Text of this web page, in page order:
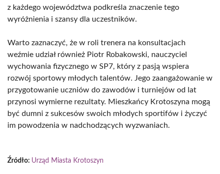
z każdego województwa podkreśla znaczenie tego
wyróżnienia i szansy dla uczestników.
Warto zaznaczyć, że w roli trenera na konsultacjach
weźmie udział również Piotr Robakowski, nauczyciel
wychowania fizycznego w SP7, który z pasją wspiera
rozwój sportowy młodych talentów. Jego zaangażowanie w
przygotowanie uczniów do zawodów i turniejów od lat
przynosi wymierne rezultaty. Mieszkańcy Krotoszyna mogą
być dumni z sukcesów swoich młodych sportifów i życzyć
im powodzenia w nadchodzących wyzwaniach.
Źródło: Urząd Miasta Krotoszyn